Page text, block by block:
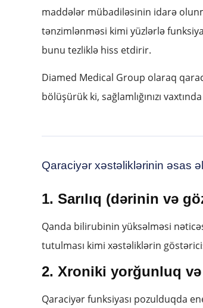
maddələr mübadiləsinin idarə
tənzimlənməsi kimi yüzlərlə
bunu tezliklə hiss etdirir.
Diamed Medical Group olaraq
bölüşürük ki, sağlamlığınızı
Qaraciyər xəstəliklərinin əsas
1. Sarılıq (dərinin və
Qanda bilirubinin yüksəlməsi
tutulması kimi xəstəliklərin
2. Xroniki yorğunluq və
Qaraciyər funksiyası pozulduqda